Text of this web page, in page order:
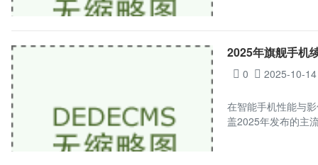
2025年旗舰手机
0 2025-10-
在智能手机性能与
盖2025年发布的主